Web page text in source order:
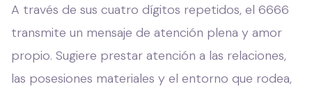
A través de sus cuatro dígitos repetidos, el 6666
transmite un mensaje de atención plena y amor
propio. Sugiere prestar atención a las relaciones,
las posesiones materiales y el entorno que rodea,